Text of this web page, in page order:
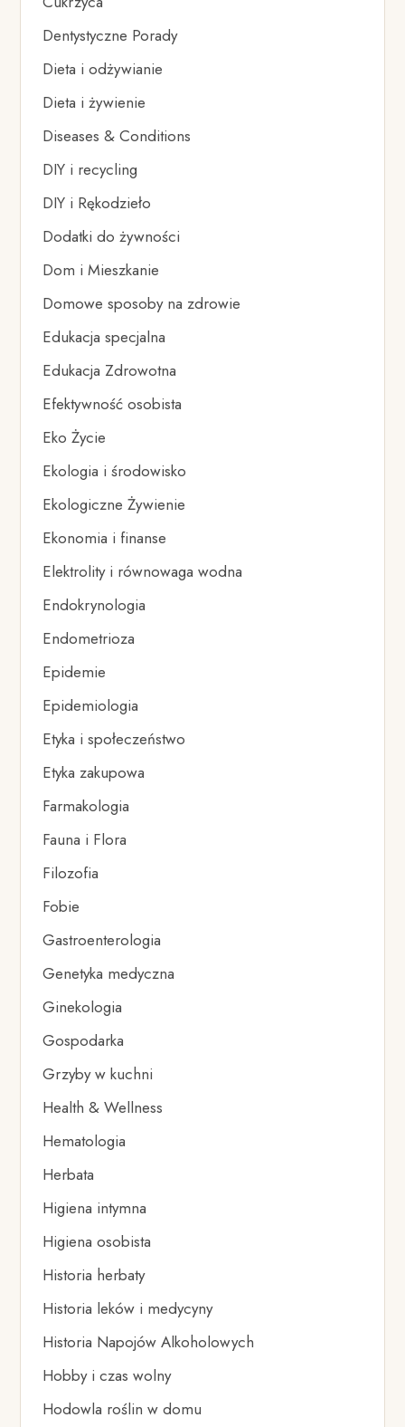
Dentystyczne Porady
Dieta i odżywianie
Dieta i żywienie
Diseases & Conditions
DIY i recycling
DIY i Rękodzieło
Dodatki do żywności
Dom i Mieszkanie
Domowe sposoby na zdrowie
Edukacja specjalna
Edukacja Zdrowotna
Efektywność osobista
Eko Życie
Ekologia i środowisko
Ekologiczne Żywienie
Ekonomia i finanse
Elektrolity i równowaga wodna
Endokrynologia
Endometrioza
Epidemie
Epidemiologia
Etyka i społeczeństwo
Etyka zakupowa
Farmakologia
Fauna i Flora
Filozofia
Fobie
Gastroenterologia
Genetyka medyczna
Ginekologia
Gospodarka
Grzyby w kuchni
Health & Wellness
Hematologia
Herbata
Higiena intymna
Higiena osobista
Historia herbaty
Historia leków i medycyny
Historia Napojów Alkoholowych
Hobby i czas wolny
Hodowla roślin w domu